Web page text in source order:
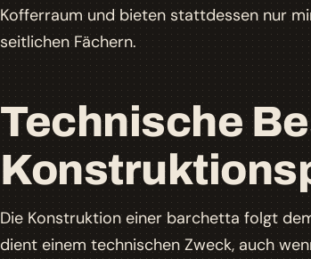
Kofferraum und bieten stattdessen nur
seitlichen Fächern.
Technische
Die Konstruktion einer barchetta folgt
dient einem technischen Zweck, auch